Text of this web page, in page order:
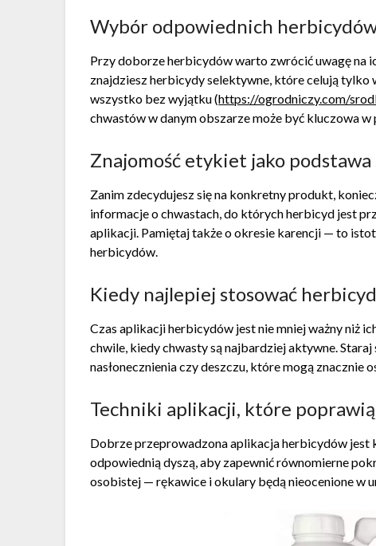
Wybór odpowiednich
Przy doborze herbicydów warto zwrócić uwagę na
znajdziesz herbicydy selektywne, które celują tylko
wszystko bez wyjątku (https://ogrodniczy.com/
chwastów w danym obszarze może być kluczowa
Znajomość etykiet jako podstawa
Zanim zdecydujesz się na konkretny produkt,
informacje o chwastach, do których herbicyd jest
aplikacji. Pamiętaj także o okresie karencji — to
herbicydów.
Kiedy najlepiej stosować
Czas aplikacji herbicydów jest nie mniej ważny niż
chwile, kiedy chwasty są najbardziej aktywne.
nasłonecznienia czy deszczu, które mogą znacznie
Techniki aplikacji, które
Dobrze przeprowadzona aplikacja herbicydów jest
odpowiednią dyszą, aby zapewnić równomierne
osobistej — rękawice i okulary będą nieocenione w